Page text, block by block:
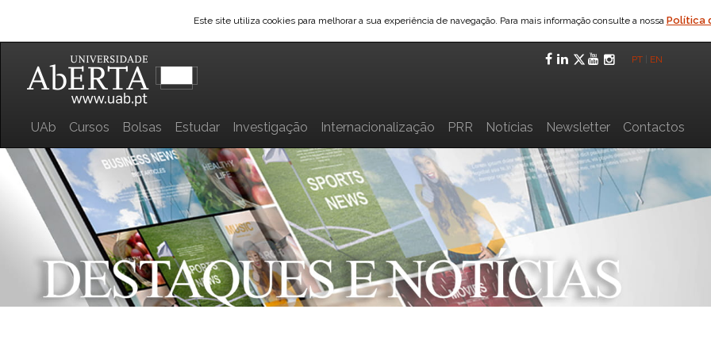
Este site utiliza cookies para melhorar a sua experiência de navegação. Para mais informação consulte a nossa Política
Facebook
LinkedIn
Twitter
YouTube
PT EN
UAb Cursos Bolsas Estudar Investigação Internacionalização PRR Notícias Newsletter Contactos